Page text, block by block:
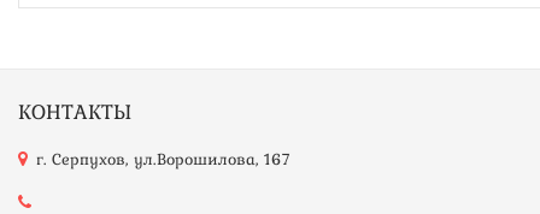
КОНТАКТЫ
г. Серпухов, ул.Ворошилова, 167